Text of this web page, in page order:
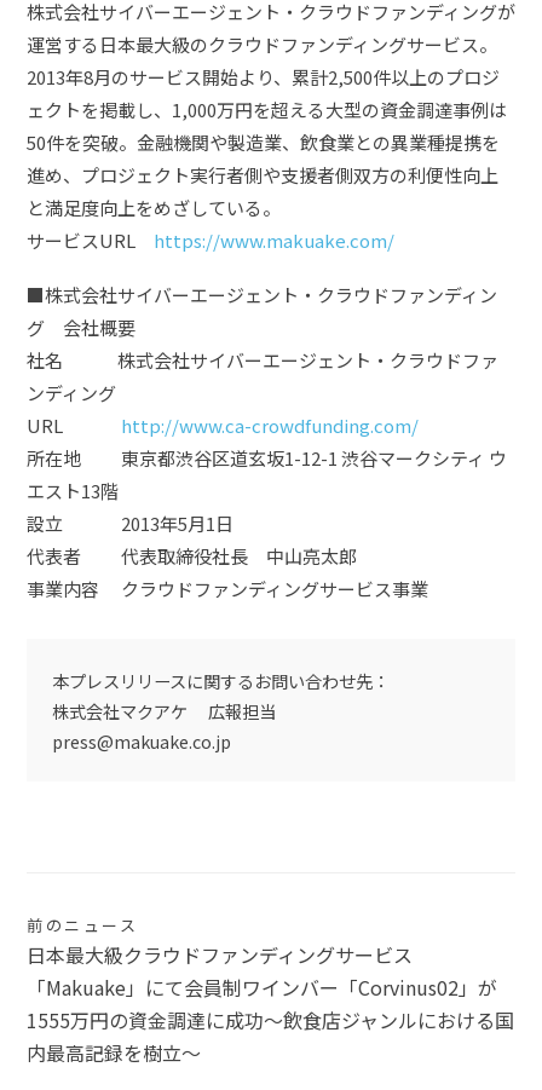
株式会社サイバーエージェント・クラウドファンディングが
運営する日本最大級のクラウドファンディングサービス。
2013年8月のサービス開始より、累計2,500件以上のプロジ
ェクトを掲載し、1,000万円を超える大型の資金調達事例は
50件を突破。金融機関や製造業、飲食業との異業種提携を
進め、プロジェクト実行者側や支援者側双方の利便性向上
と満足度向上をめざしている。
サービスURL https://www.makuake.com/
■株式会社サイバーエージェント・クラウドファンディン
グ 会社概要
社名 株式会社サイバーエージェント・クラウドファ
ンディング
URL http://www.ca-crowdfunding.com/
所在地 東京都渋谷区道玄坂1-12-1 渋谷マークシティ ウ
エスト13階
設立 2013年5月1日
代表者 代表取締役社長 中山亮太郎
事業内容 クラウドファンディングサービス事業
本プレスリリースに関するお問い合わせ先：
株式会社マクアケ 広報担当
press@makuake.co.jp
投
稿
ナ
ビ
前のニュース
日本最大級クラウドファンディングサービス
「Makuake」にて会員制ワインバー「Corvinus02」が
1555万円の資金調達に成功〜飲食店ジャンルにおける国
内最高記録を樹立〜